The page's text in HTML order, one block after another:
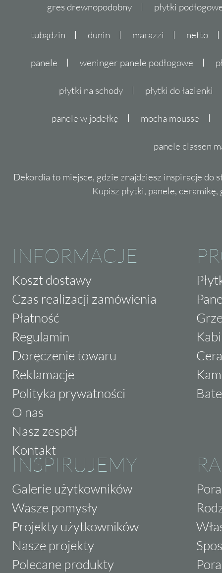
gres drewnopodobny płytki
tubądzin dunin marazzi netto
panele weninger panele podłogowe
płytki na schody płytki do łazienki
panele w jodełkę mocha mousse
panele classen
Dekordia to miejsce, gdzie znajdziesz inspiracje do
Kupisz płytki, panele,
INFORMACJE
Koszt dostawy
Czas realizacji zamówienia
Płatność
Regulamin
Doręczenie towaru
Reklamacje
Polityka prywatności
O nas
Nasz zespół
Kontakt
INSPIRUJEMY
Galerie użytkowników
Wasze pomysły
Projekty użytkowników
Nasze projekty
Polecane produkty